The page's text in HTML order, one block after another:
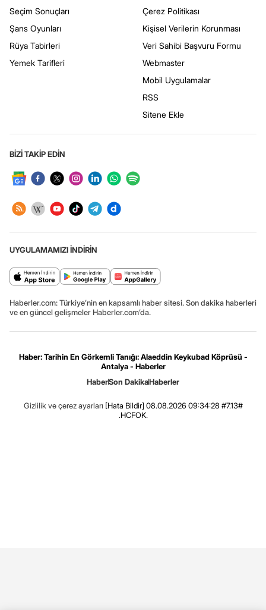
Seçim Sonuçları
Şans Oyunları
Rüya Tabirleri
Yemek Tarifleri
Çerez Politikası
Kişisel Verilerin Korunması
Veri Sahibi Başvuru Formu
Webmaster
Mobil Uygulamalar
RSS
Sitene Ekle
BİZİ TAKİP EDİN
UYGULAMAMIZI İNDİRİN
Haberler.com: Türkiye’nin en kapsamlı haber sitesi. Son dakika haberleri
ve en güncel gelişmeler Haberler.com’da.
Haber: Tarihin En Görkemli Tanığı: Alaeddin Keykubad Köprüsü -
Antalya - Haberler
HaberSon DakikaHaberler
Gizlilik ve çerez ayarları [Hata Bildir] 08.08.2026 09:34:28 #7.13#
.HCFOK.